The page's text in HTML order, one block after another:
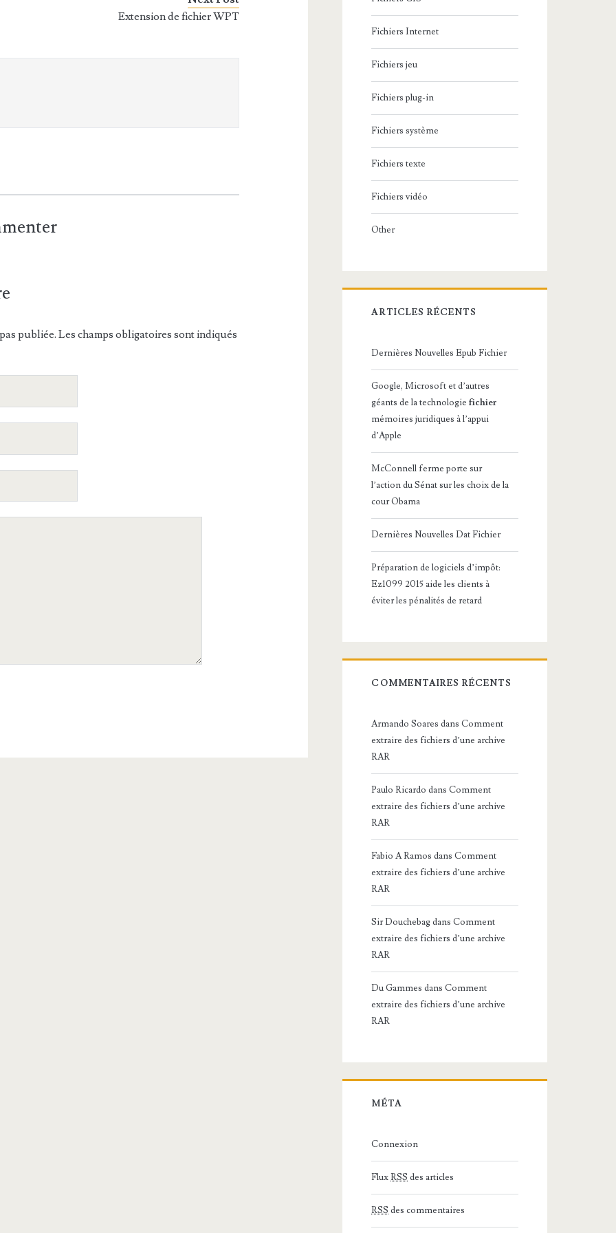
Extension de fichier WPT
publiée. Les champs obligatoires sont indiqués
Fichiers Internet
Fichiers jeu
Fichiers plug-in
Fichiers système
Fichiers texte
Fichiers vidéo
Other
ARTICLES RÉCENTS
Dernières Nouvelles Epub Fichier
Google, Microsoft et d’autres
géants de la technologiefichier
mémoires juridiques à l’appui
d’Apple
McConnell ferme porte sur
l’action du Sénat sur les choix de la
cour Obama
Dernières Nouvelles Dat Fichier
Préparation de logiciels d’impôt:
Ez1099 2015 aide les clients à
éviter les pénalités de retard
COMMENTAIRES RÉCENTS
Armando Soares dansComment
extraire des fichiers d’une archive
RAR
Paulo Ricardo dansComment
extraire des fichiers d’une archive
RAR
Fabio A Ramos dansComment
extraire des fichiers d’une archive
RAR
Sir DouchebagdansComment
extraire des fichiers d’une archive
RAR
Du Gammes dansComment
extraire des fichiers d’une archive
RAR
MÉTA
Connexion
FluxRSS des articles
RSS des commentaires